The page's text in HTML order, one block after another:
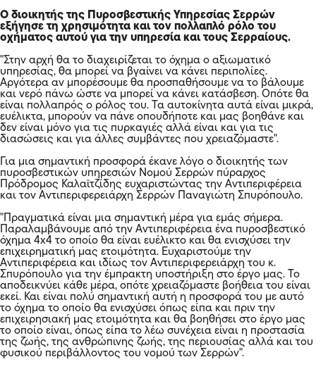
Ο διοικητής της Πυροσβεστικής Υπηρεσίας Σερρών
εξήγησε τη χρησιμότητα και τον πολλαπλό ρόλο του
οχήματος αυτού για την υπηρεσία και τους Σερραίους.
"Στην αρχή θα το διαχειρίζεται το όχημα ο αξιωματικό
υπηρεσίας, θα μπορεί να βγαίνει να κάνει περιπολίες.
Αργότερα αν μπορέσουμε θα προσπαθήσουμε να το βάλουμε
και νερό πάνω ώστε να μπορεί να κάνει κατάσβεση. Οπότε θα
είναι πολλαπρός ο ρόλος του. Τα αυτοκίνητα αυτά είναι μικρά,
ευέλικτα, μπορούν να πάνε οπουδήποτε και μας βοηθάνε και
δεν είναι μόνο για τις πυρκαγιές αλλά είναι και για τις
διασώσεις και για άλλες συμβάντες που χρειαζόμαστε".
Για μια σημαντική προσφορά έκανε λόγο ο διοικητής των
πυροσβεστικών υπηρεσιών Νομού Σερρών πύραρχος
Πρόδρομος Καλαϊτζίδης ευχαριστώντας την Αντιπεριφέρεια
και τον Αντιπεριφερειάρχη Σερρών Παναγιώτη Σπυρόπουλο.
"Πραγματικά είναι μια σημαντική μέρα για εμάς σήμερα.
Παραλαμβάνουμε από την Αντιπεριφέρεια ένα πυροσβεστικό
όχημα 4x4 το οποίο θα είναι ευέλικτο και θα ενισχύσει την
επιχειρηματική μας ετοιμότητα. Ευχαριστούμε την
Αντιπεριφέρεια και ιδίως τον Αντιπεριφερειάρχη του κ.
Σπυρόπουλο για την έμπρακτη υποστήριξη στο έργο μας. Το
αποδεικνύει κάθε μέρα, οπότε χρειαζόμαστε βοήθεια του είναι
εκεί. Και είναι πολύ σημαντική αυτή η προσφορά του με αυτό
το όχημα το οποίο θα ενισχύσει όπως είπα και πριν την
επιχειρησιακή μας ετοιμότητα και θα βοηθήσει στο έργο μας
το οποίο είναι, όπως είπα το λέω συνέχεια είναι η προστασία
της ζωής, της ανθρώπινης ζωής, της περιουσίας αλλά και του
φυσικού περιβάλλοντος του νομού των Σερρών".